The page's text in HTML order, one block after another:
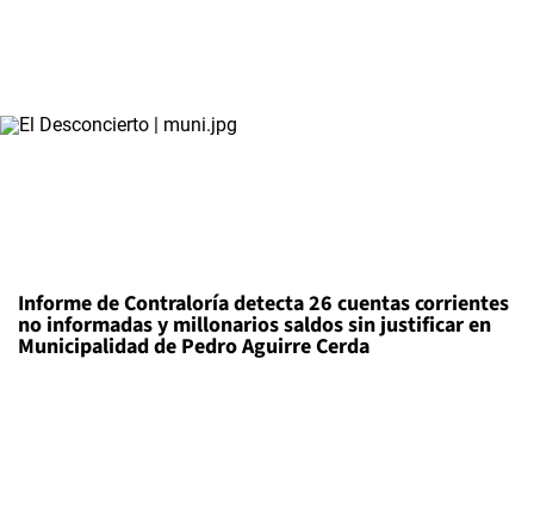
Informe de Contraloría detecta 26 cuentas corrientes
no informadas y millonarios saldos sin justificar en
Municipalidad de Pedro Aguirre Cerda